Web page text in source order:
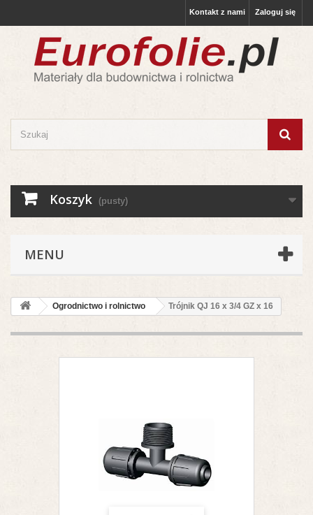
Zaloguj się
Kontakt z nami
Koszyk (pusty)
MENU
Ogrodnictwo i rolnictwo Trójnik QJ 16 x 3/4 GZ x 16